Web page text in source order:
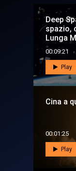
Deep
spazio,
Lunga
00:09:21
Play
Cina a
00:01:25
Play